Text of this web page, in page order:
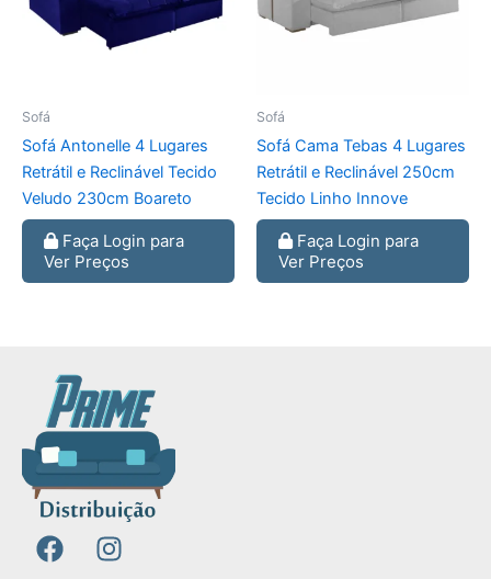
Sofá
Sofá Antonelle 4 Lugares
Retrátil e Reclinável Tecido
Veludo 230cm Boareto
Faça Login para
Ver Preços
Sofá
Sofá Cama Tebas 4 Lugares
Retrátil e Reclinável 250cm
Tecido Linho Innove
Faça Login para
Ver Preços
F
a
I
n